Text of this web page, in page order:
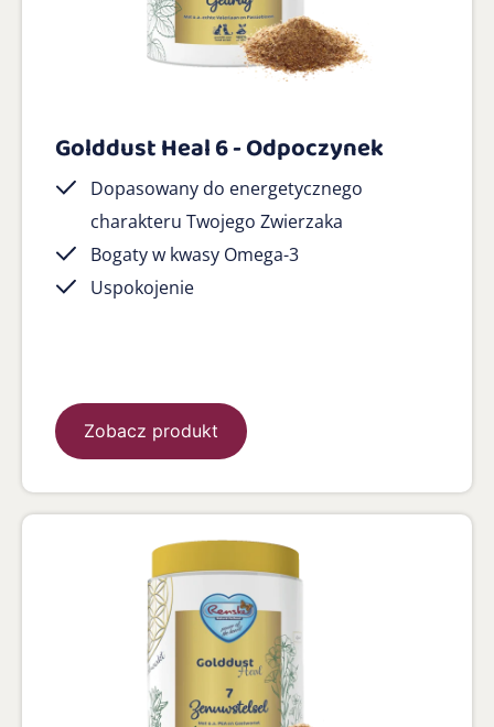
Golddust Heal 6 - Odpoczynek
Dopasowany do energetycznego
charakteru Twojego Zwierzaka
Bogaty w kwasy Omega-3
Uspokojenie
Zobacz produkt